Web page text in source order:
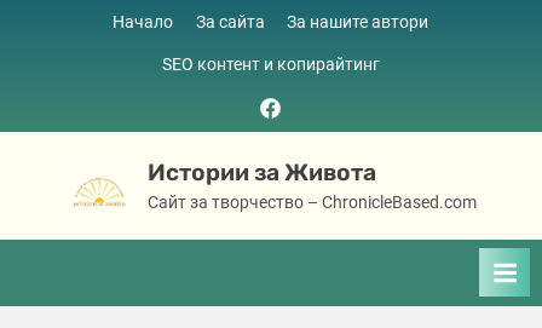
Начало За сайта За нашите автори
SEO контент и копирайтинг
Facebook
page
Истории за Живота
Сайт за творчество – ChronicleBased.com